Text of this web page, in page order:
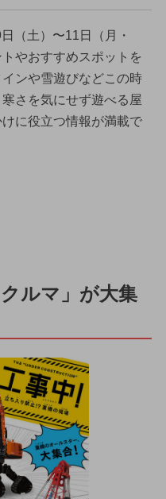
（土）〜11日（月・
やおすすめスポットを
ンや雪遊びなどこの時
さを気にせず遊べる屋
に役立つ情報が満載で
ルマ」が大集